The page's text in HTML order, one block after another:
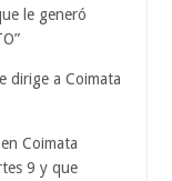
le generó
dirige a Coimata
Coimata
9 y que